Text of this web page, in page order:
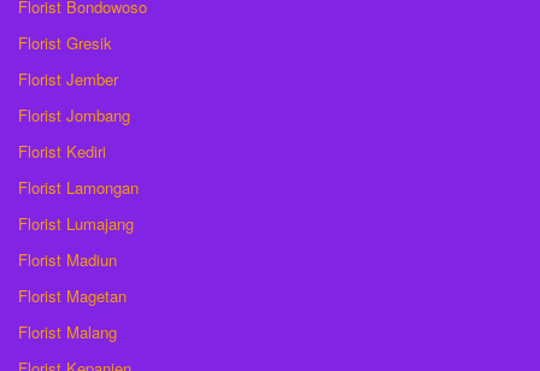
Florist Bondowoso
Florist Gresik
Florist Jember
Florist Jombang
Florist Kediri
Florist Lamongan
Florist Lumajang
Florist Madiun
Florist Magetan
Florist Malang